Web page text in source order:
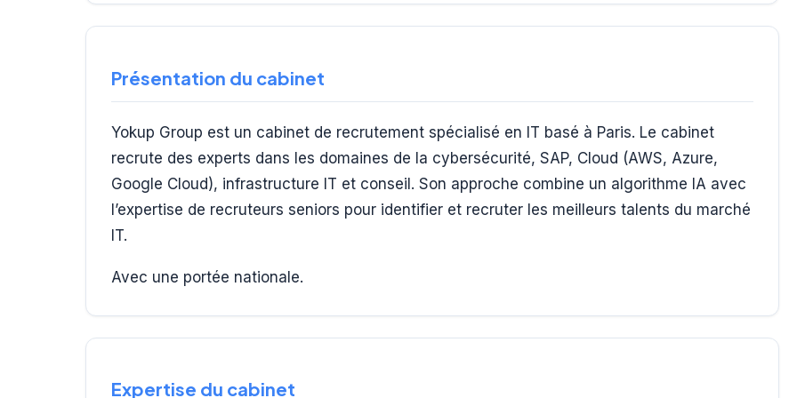
Présentation du cabinet
Yokup Group est un cabinet de recrutement spécialisé en IT basé à Paris. Le cabinet
recrute des experts dans les domaines de la cybersécurité, SAP, Cloud (AWS, Azure,
Google Cloud), infrastructure IT et conseil. Son approche combine un algorithme IA avec
l’expertise de recruteurs seniors pour identifier et recruter les meilleurs talents du marché
IT.
Avec une portée nationale.
Expertise du cabinet